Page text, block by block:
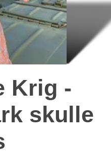
Krig -
skulle